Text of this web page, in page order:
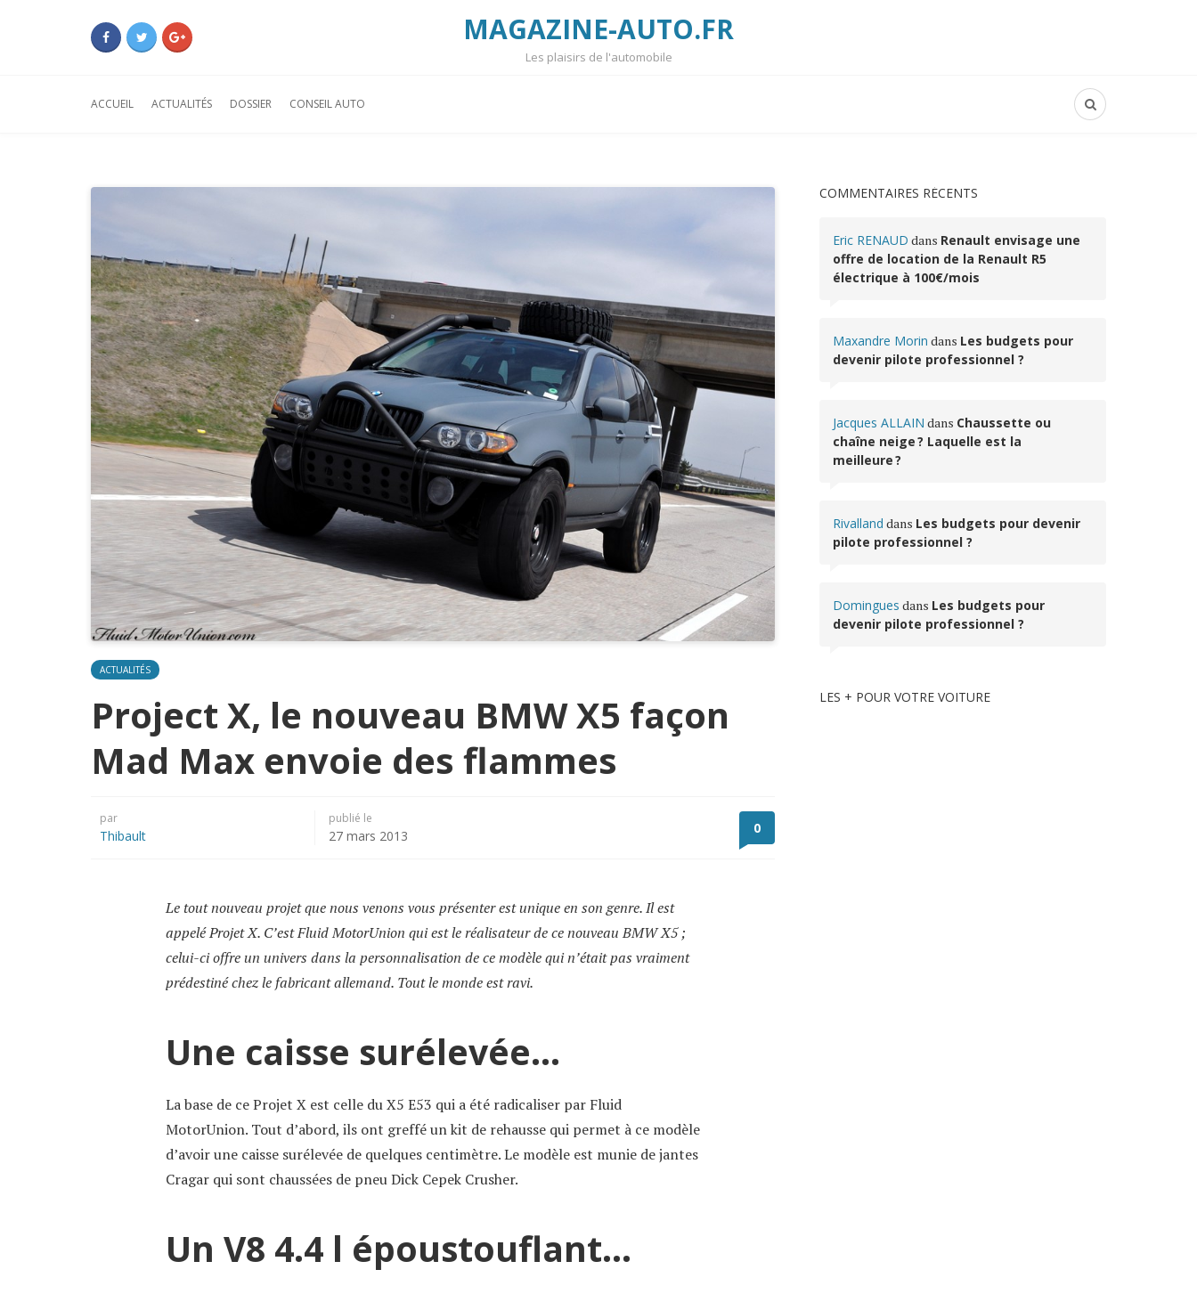
MAGAZINE-AUTO.FR
Les plaisirs de l'automobile
ACCUEIL ACTUALITÉS DOSSIER CONSEIL AUTO
ACTUALITÉS
Project X, le nouveau BMW X5 façon
Mad Max envoie des flammes
par
Thibault
publié le
27 mars 2013 0
Le tout nouveau projet que nous venons vous présenter est unique en son genre. Il est
appelé Projet X. C’est Fluid MotorUnion qui est le réalisateur de ce nouveau BMW X5 ;
celui-ci offre un univers dans la personnalisation de ce modèle qui n’était pas vraiment
prédestiné chez le fabricant allemand. Tout le monde est ravi.
Une caisse surélevée…
La base de ce Projet X est celle du X5 E53 qui a été radicaliser par Fluid
MotorUnion. Tout d’abord, ils ont greffé un kit de rehausse qui permet à ce modèle
d’avoir une caisse surélevée de quelques centimètre. Le modèle est munie de jantes
Cragar qui sont chaussées de pneu Dick Cepek Crusher.
Un V8 4.4 l époustouflant…
COMMENTAIRES RÉCENTS
Eric RENAUD dans Renault envisage une
offre de location de la Renault R5
électrique à 100€/mois
Maxandre Morin dans Les budgets pour
devenir pilote professionnel ?
Jacques ALLAIN dans Chaussette ou
chaîne neige ? Laquelle est la
meilleure ?
Rivalland dans Les budgets pour devenir
pilote professionnel ?
Domingues dans Les budgets pour
devenir pilote professionnel ?
LES + POUR VOTRE VOITURE